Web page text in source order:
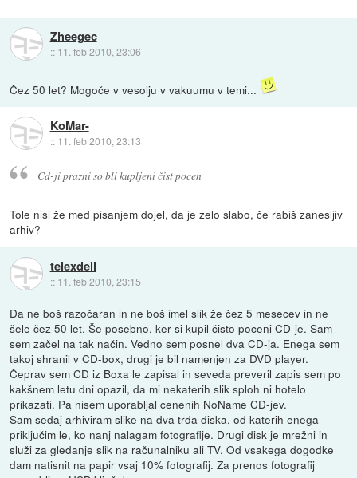
Zheegec
:: 11. feb 2010, 23:06
Čez 50 let? Mogoče v vesolju v vakuumu v temi...
KoMar-
:: 11. feb 2010, 23:13
Cd-ji prazni so bli kupljeni čist pocen
Tole nisi že med pisanjem dojel, da je zelo slabo, če rabiš zanesljiv
arhiv?
telexdell
:: 11. feb 2010, 23:15
Da ne boš razočaran in ne boš imel slik že čez 5 mesecev in ne
šele čez 50 let. Še posebno, ker si kupil čisto poceni CD-je. Sam
sem začel na tak način. Vedno sem posnel dva CD-ja. Enega sem
takoj shranil v CD-box, drugi je bil namenjen za DVD player.
Čeprav sem CD iz Boxa le zapisal in seveda preveril zapis sem po
kakšnem letu dni opazil, da mi nekaterih slik sploh ni hotelo
prikazati. Pa nisem uporabljal cenenih NoName CD-jev.
Sam sedaj arhiviram slike na dva trda diska, od katerih enega
priključim le, ko nanj nalagam fotografije. Drugi disk je mrežni in
služi za gledanje slik na računalniku ali TV. Od vsakega dogodke
dam natisnit na papir vsaj 10% fotografij. Za prenos fotografij